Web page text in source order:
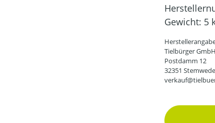
Gewicht: 5
Tielbürger
Postdamm 12
32351 Stemwede